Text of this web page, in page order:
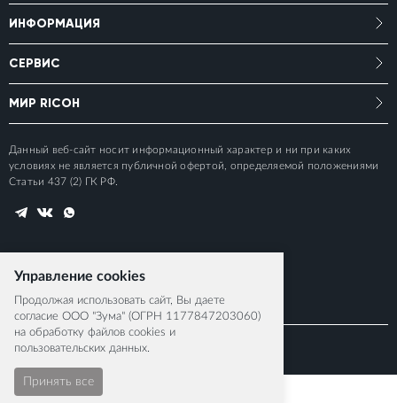
ИНФОРМАЦИЯ
СЕРВИС
МИР RICOH
Данный веб-сайт носит информационный характер и ни при каких
условиях не является публичной офертой, определяемой положениями
Статьи 437 (2) ГК РФ.
© 2015-2026 RICOH IMAGING EUROPE S.A.S
Управление cookies
Продолжая использовать сайт, Вы даете
согласие ООО "Зума" (ОГРН 1177847203060)
на обработку файлов cookies и
пользовательских данных.
Принять все